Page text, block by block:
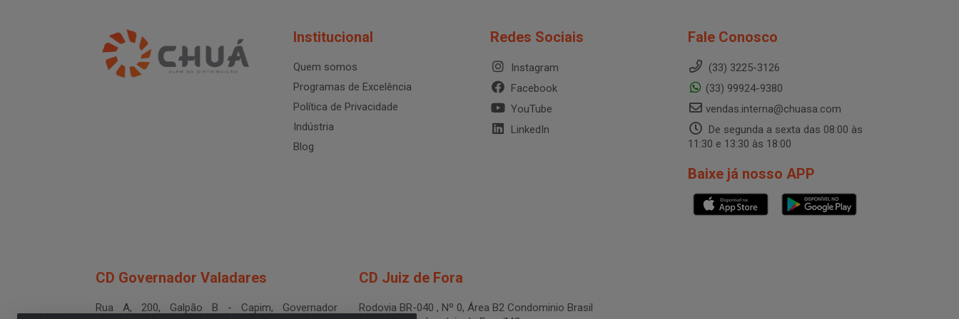
Institucional
Quem somos
Programas de Excelência
Política de Privacidade
Indústria
Blog
Redes Sociais
Instagram
Facebook
YouTube
LinkedIn
Fale Conosco
(33) 3225-3126
(33) 99924-9380
vendas.interna@chuasa.com
De segunda a sexta das 08:00 às
11:30 e 13:30 às 18:00
Baixe já nosso APP
CD Governador Valadares
Rua A, 200, Galpão B - Capim, Governador
CD Juiz de Fora
Rodovia BR-040 , Nº 0, Área B2 Condominio Brasil